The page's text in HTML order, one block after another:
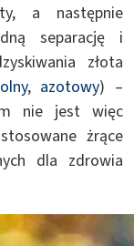
a następnie
separację i
złota
, azotowy) –
nie jest więc
żrące
dla zdrowia